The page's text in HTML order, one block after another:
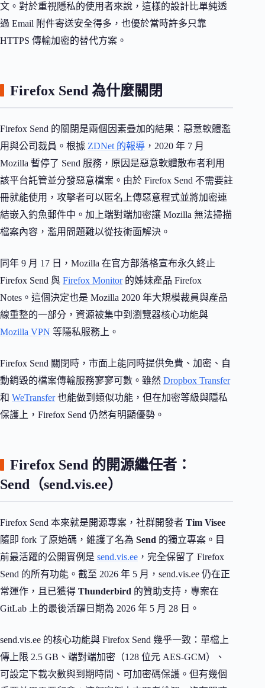
文。對於重視隱私的使用者來說，這樣的設計比單純透
過 Email 附件寄送安全得多，也優於當時許多只靠
HTTPS 傳輸加密的替代方案。
Firefox Send 為什麼關閉
Firefox Send 的關閉是兩個因素疊加的結果：惡意軟體濫
用與公司裁員。根據 ZDNet 的報導 ，2020 年 7 月
Mozilla 暫停了 Send 服務，原因是惡意軟體散布者利用
該平台託管並分發惡意檔案。由於 Firefox Send 不需要註
冊就能使用，攻擊者可以匿名上傳惡意程式並將加密連
結嵌入釣魚郵件中。加上端對端加密讓 Mozilla 無法掃描
檔案內容，濫用問題難以從技術面解決。
同年 9 月 17 日，Mozilla 在官方部落格宣布永久終止
Firefox Send 與 Firefox Monitor的姊妹產品 Firefox
Notes。這個決定也是 Mozilla 2020 年大規模裁員與產品
線重整的一部分，資源被集中到瀏覽器核心功能與
Mozilla VPN 等隱私服務上。
Firefox Send 關閉時，市面上能同時提供免費、加密、自
動銷毀的檔案傳輸服務寥寥可數。雖然 Dropbox Transfer
和 WeTransfer也能做到類似功能，但在加密等級與隱私
保護上，Firefox Send 仍然有明顯優勢。
Firefox Send 的開源繼任者：
Send（send.vis.ee）
Firefox Send 本來就是開源專案，社群開發者 Tim Visee
隨即 fork 了原始碼，維護了名為 Send 的獨立專案。目
前最活躍的公開實例是 send.vis.ee ，完全保留了 Firefox
Send 的所有功能。截至 2026 年 5 月，send.vis.ee 仍在正
常運作，且已獲得 Thunderbird 的贊助支持，專案在
GitLab 上的最後活躍日期為 2026 年 5 月 28 日。
send.vis.ee 的核心功能與 Firefox Send 幾乎一致：單檔上
傳上限 2.5 GB、端對端加密（128 位元 AES-GCM）、
可設定下載次數與到期時間、可加密碼保護。但有幾個